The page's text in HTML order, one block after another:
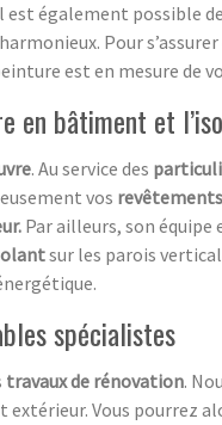
est également possible
Pour s’assurer
est en mesure de
en bâtiment et
. Au service des
vos
Par ailleurs, son
sur les parois
spécialistes
travaux de rénovation.
extérieur. Vous pourrez